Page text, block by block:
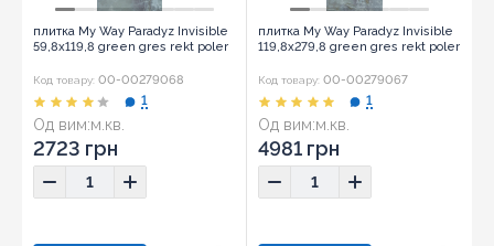
плитка My Way Paradyz Invisible
59,8x119,8 green gres rekt poler
Код товару: 00-00279068
Од вим:м.кв.
1
2723 грн
плитка My Way Paradyz Invisible
119,8x279,8 green gres rekt poler
Код товару: 00-00279067
Од вим:м.кв.
1
4981 грн